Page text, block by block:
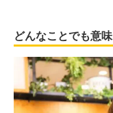
どんなことでも意